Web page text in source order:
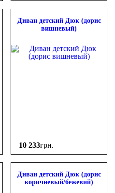
Диван детский Дюк (дорис
вишневый)
10 233грн.
Диван детский Дюк (дорис
коричневый/бежевий)